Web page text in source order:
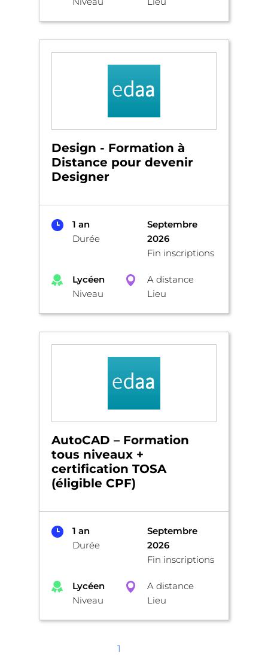
Design - Formation à
Distance pour devenir
Designer
1 an
Durée
Septembre
2026
Fin inscriptions
Lycéen
Niveau
A distance
Lieu
AutoCAD – Formation
tous niveaux +
certification TOSA
(éligible CPF)
1 an
Durée
Septembre
2026
Fin inscriptions
Lycéen
Niveau
A distance
Lieu
1